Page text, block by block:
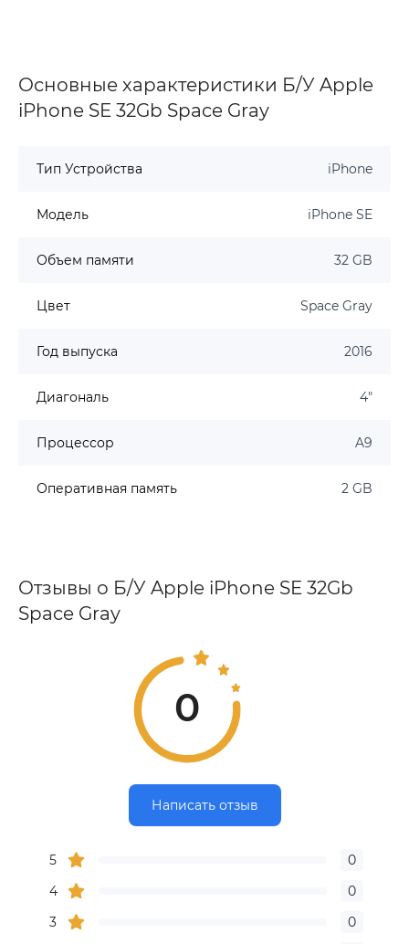
Основные характеристики Б/У Apple
iPhone SE 32Gb Space Gray
Тип Устройства iPhone
Модель iPhone SE
Объем памяти 32 GB
Цвет Space Gray
Год выпуска 2016
Диагональ 4"
Процессор A9
Оперативная память 2 GB
Отзывы о Б/У Apple iPhone SE 32Gb
Space Gray
0
Написать отзыв
5
0
4
0
3
0